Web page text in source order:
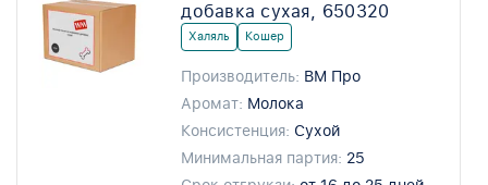
добавка сухая, 650320
Халяль Кошер
Производитель: ВМ Про
Аромат: Молока
Консистенция: Сухой
Минимальная партия: 25